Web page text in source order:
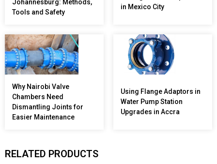
Johannesburg: Methods,
Tools and Safety
in Mexico City
Why Nairobi Valve
Chambers Need
Dismantling Joints for
Easier Maintenance
Using Flange Adaptors in
Water Pump Station
Upgrades in Accra
RELATED PRODUCTS